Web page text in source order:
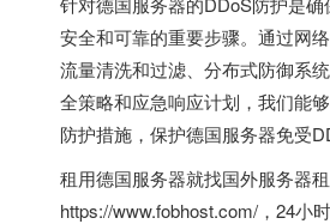
安全和可靠的重要步骤。通过网络
流量清洗和过滤、分布式防御系
全策略和应急响应计划，我们能
防护措施，保护德国服务器免受
租用德国服务器就找国外服务器
https://www.fobhost.com/，24小